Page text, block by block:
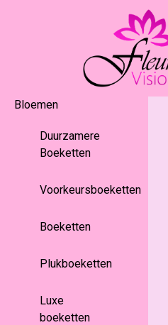
Bloemen
Duurzamere
Boeketten
Voorkeursboeketten
Boeketten
Plukboeketten
Luxe
boeketten